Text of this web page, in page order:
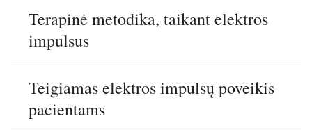
Terapinė metodika, taikant elektros
impulsus
Teigiamas elektros impulsų poveikis
pacientams